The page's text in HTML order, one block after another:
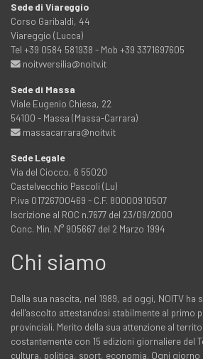
Sede di Viareggio
Corso Garibaldi, 44
Viareggio (Lucca)
Tel +39 0584 581938 - Mob +39 3371697605
noitvversilia@noitv.it
Sede di Massa
Viale Eugenio Chiesa, 22
54100 - Massa (Massa-Carrara)
massacarrara@noitv.it
Sede Legale
Via del Ciocco, 6 55020
Castelvecchio Pascoli (Lu)
P.iva 01726700469 - C.F. 80000910507
Iscrizione al ROC n.7677 del 23/09/2000
Conc. Min. N° 905667 del 2 Marzo 1994
Chi siamo
Dalla sua nascita, nel 1989, ad oggi, NOITV ha
dell'ascolto attestandosi stabilmente al primo
provinciali. Merito della sua attenzione al
costantemente con 15 edizioni giornaliere del
cultura, politica, sport, economia. Ogni giorno